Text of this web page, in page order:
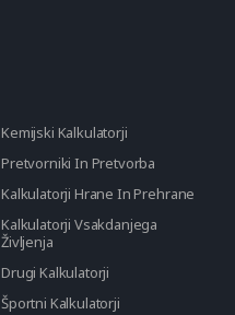
Kemijski Kalkulatorji
Pretvorniki In Pretvorba
Kalkulatorji Hrane In Prehrane
Kalkulatorji Vsakdanjega
Življenja
Drugi Kalkulatorji
Športni Kalkulatorji